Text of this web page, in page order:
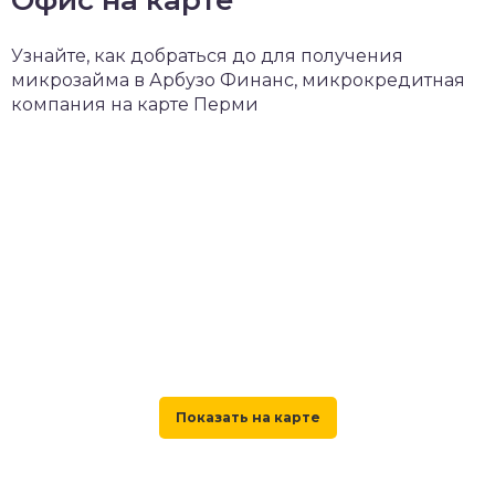
Узнайте, как добраться до для получения
микрозайма в Арбузо Финанс, микрокредитная
компания на карте Перми